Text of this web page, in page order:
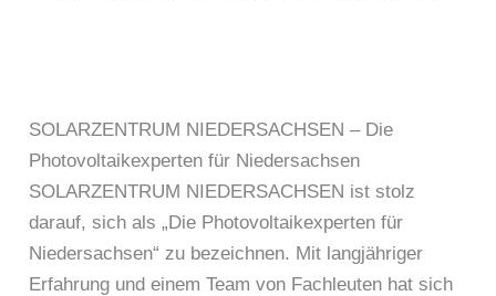
SOLARZENTRUM NIEDERSACHSEN – Die
Photovoltaikexperten für Niedersachsen
SOLARZENTRUM NIEDERSACHSEN ist stolz
darauf, sich als „Die Photovoltaikexperten für
Niedersachsen“ zu bezeichnen. Mit langjähriger
Erfahrung und einem Team von Fachleuten hat sich